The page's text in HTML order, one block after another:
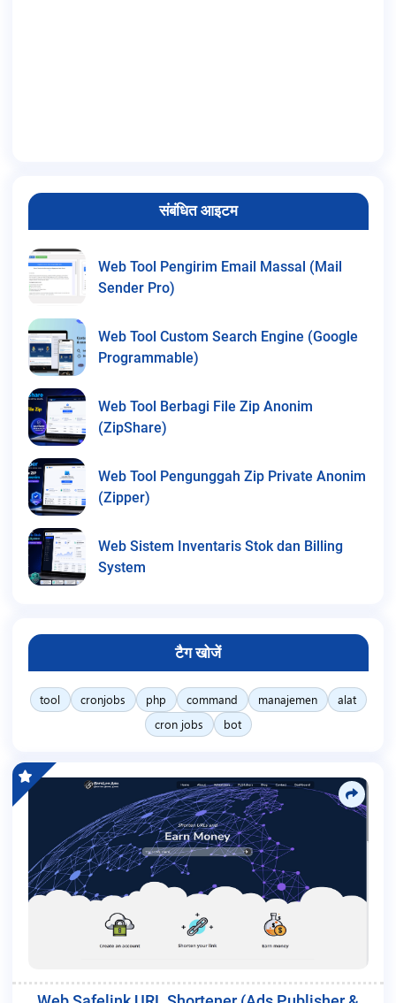
संबंधित आइटम
Web Tool Pengirim Email Massal (Mail
Sender Pro)
Web Tool Custom Search Engine (Google
Programmable)
Web Tool Berbagi File Zip Anonim
(ZipShare)
Web Tool Pengunggah Zip Private Anonim
(Zipper)
Web Sistem Inventaris Stok dan Billing
System
टैग खोजें
tool cronjobs php command manajemen
alat
cron jobs
bot